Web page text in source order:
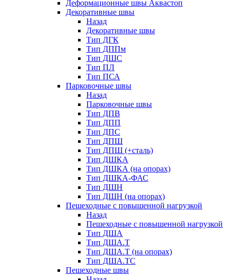
Деформационные швы Аквастоп
Декоративные швы
Назад
Декоративные швы
Тип ДГК
Тип ДППм
Тип ДШС
Тип ПЛ
Тип ПСА
Парковочные швы
Назад
Парковочные швы
Тип ДПВ
Тип ДПП
Тип ДПС
Тип ДПШ
Тип ДПШ (+сталь)
Тип ДШКА
Тип ДШКА (на опорах)
Тип ДШКА-ФАС
Тип ДШН
Тип ДШН (на опорах)
Пешеходные с повышенной нагрузкой
Назад
Пешеходные с повышенной нагрузкой
Тип ДША
Тип ДША.Т
Тип ДША.Т (на опорах)
Тип ДША.ТС
Пешеходные швы